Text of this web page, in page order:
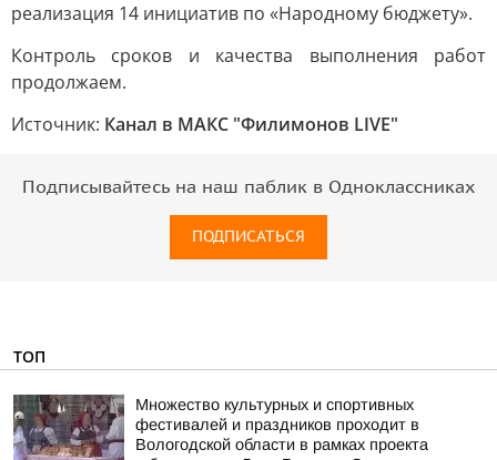
реализация 14 инициатив по «Народному бюджету».
Контроль сроков и качества выполнения работ
продолжаем.
Источник: Канал в МАКС "Филимонов LIVE"
Подписывайтесь на наш паблик в Одноклассниках
ПОДПИСАТЬСЯ
ТОП
Множество культурных и спортивных
фестивалей и праздников проходит в
Вологодской области в рамках проекта